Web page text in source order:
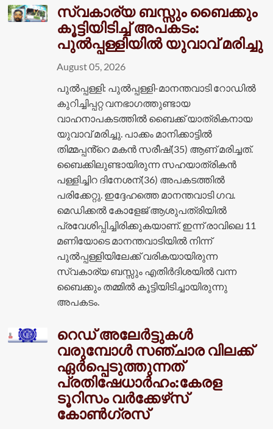
സ്വകാര്യ ബസ്സും ബൈക്കും
കൂട്ടിയിടിച്ച് അപകടം:
പുൽപ്പള്ളിയിൽ യുവാവ് മരിച്ചു
August 05, 2026
പുൽപ്പള്ളി: പുൽപ്പള്ളി-മാനന്തവാടി റോഡിൽ
കുറിച്ചിപ്പറ്റ വനഭാഗത്തുണ്ടായ
വാഹനാപകടത്തിൽ ബൈക്ക് യാത്രികനായ
യുവാവ് മരിച്ചു. പാക്കം മാനിക്കാട്ടിൽ
തിമ്മപ്പൻ്റെ മകൻ സരീഷ്(35) ആണ് മരിച്ചത്.
ബൈക്കിലുണ്ടായിരുന്ന സഹയാത്രികൻ
പള്ളിച്ചിറ ദിനേശന്(36) അപകടത്തിൽ
പരിക്കേറ്റു. ഇദ്ദേഹത്തെ മാനന്തവാടി ഗവ.
മെഡിക്കൽ കോളേജ് ആശുപത്രിയിൽ
പ്രവേശിപ്പിച്ചിരിക്കുകയാണ്. ഇന്ന് രാവിലെ 11
മണിയോടെ മാനന്തവാടിയിൽ നിന്ന്
പുൽപ്പള്ളിയിലേക്ക് വരികയായിരുന്ന
സ്വകാര്യ ബസ്സും എതിർദിശയിൽ വന്ന
ബൈക്കും തമ്മിൽ കൂട്ടിയിടിച്ചായിരുന്നു
അപകടം.
റെഡ് അലേർട്ടുകൾ
വരുമ്പോൾ സഞ്ചാര വിലക്ക്
ഏർപ്പെടുത്തുന്നത്
പ്രതിഷേധാർഹം:കേരള
ടൂറിസം വർക്കേഴ്‌സ്
കോൺഗ്രസ്